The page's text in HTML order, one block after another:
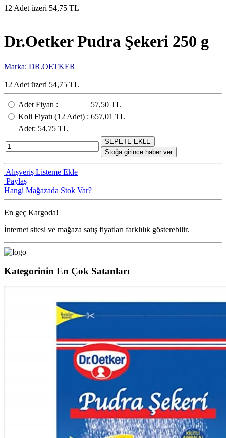
12 Adet üzeri 54,75 TL
Dr.Oetker Pudra Şekeri 250 g
Marka: DR.OETKER
12 Adet üzeri 54,75 TL
Adet Fiyatı :
57,50 TL
Koli Fiyatı (12 Adet) : 657,01 TL
Adet: 54,75 TL
SEPETE EKLE
Stoğa girince haber ver
Alışveriş Listeme Ekle
Paylaş
Hangi Mağazada Stok Var?
En geç Kargoda!
İnternet sitesi ve mağaza satış fiyatları farklılık gösterebilir.
Kategorinin En Çok Satanları